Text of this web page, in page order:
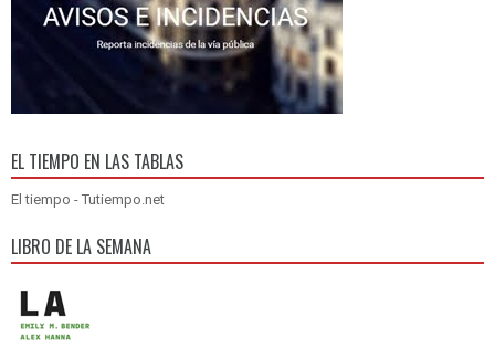
EL TIEMPO EN LAS TABLAS
El tiempo - Tutiempo.net
LIBRO DE LA SEMANA